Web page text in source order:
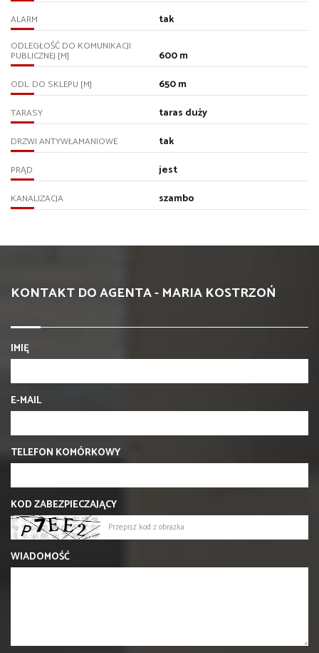
ALARM tak
ODLEGŁOŚĆ DO KOMUNIKACJI
PUBLICZNEJ [M] 600 m
ODL. DO SKLEPU [M] 650 m
TARASY taras duży
DRZWI ANTYWŁAMANIOWE tak
PRĄD jest
KANALIZACJA szambo
KONTAKT DO AGENTA - MARIA KOSTRZOŃ
IMIĘ
E-MAIL
TELEFON KOMÓRKOWY
KOD ZABEZPIECZAJĄCY
WIADOMOŚĆ